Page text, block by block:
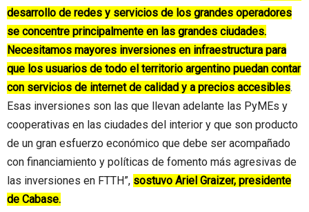
desarrollo de redes y servicios de los grandes operadores
se concentre principalmente en las grandes ciudades.
Necesitamos mayores inversiones en infraestructura para
que los usuarios de todo el territorio argentino puedan contar
con servicios de internet de calidad y a precios accesibles.
Esas inversiones son las que llevan adelante las PyMEs y
cooperativas en las ciudades del interior y que son producto
de un gran esfuerzo económico que debe ser acompañado
con financiamiento y políticas de fomento más agresivas de
las inversiones en FTTH”, sostuvo Ariel Graizer, presidente
de Cabase.